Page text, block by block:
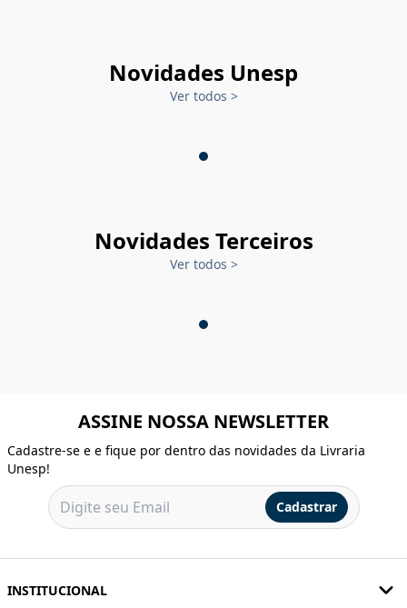
Novidades Unesp
Ver todos >
Novidades Terceiros
Ver todos >
ASSINE NOSSA NEWSLETTER
Cadastre-se e e fique por dentro das novidades da Livraria
Unesp!
Cadastrar
INSTITUCIONAL